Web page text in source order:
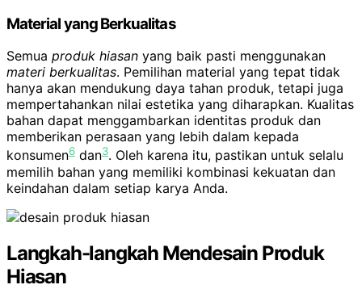
Material yang Berkualitas
Semua produk hiasan yang baik pasti menggunakan
materi berkualitas. Pemilihan material yang tepat tidak
hanya akan mendukung daya tahan produk, tetapi juga
mempertahankan nilai estetika yang diharapkan. Kualitas
bahan dapat menggambarkan identitas produk dan
memberikan perasaan yang lebih dalam kepada
konsumen6 dan3. Oleh karena itu, pastikan untuk selalu
memilih bahan yang memiliki kombinasi kekuatan dan
keindahan dalam setiap karya Anda.
Langkah-langkah Mendesain Produk
Hiasan